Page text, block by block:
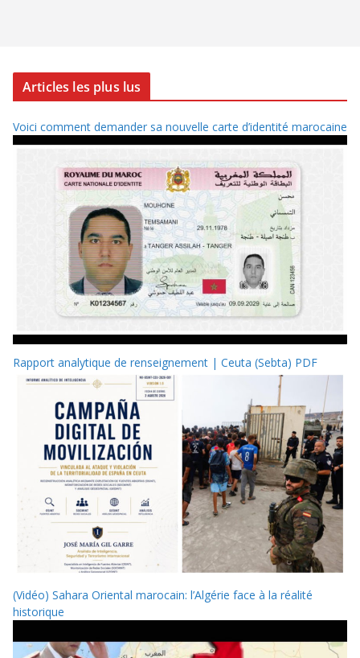
Articles les plus lus
Voici comment demander sa nouvelle carte d’identité marocaine
Rapport analytique de renseignement | Ceuta (Sebta) PDF
(Vidéo) Sahara Oriental marocain: l’Algérie face à la réalité
historique